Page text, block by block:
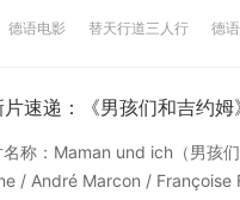
有不妥之处，欢迎指正！
德语电影 替天行道三人行 德
速递：《男孩们和吉约姆
名称：Maman und ich（男孩
/ André Marcon /